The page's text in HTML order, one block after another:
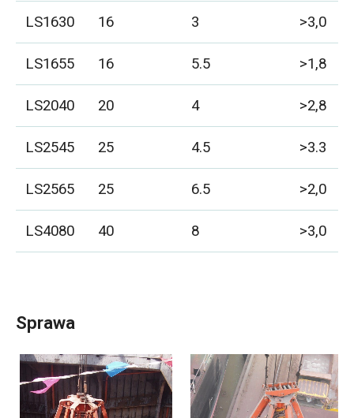
LS1630 16 3
>3,0
LS1655
16 5.5
>1,8
LS2040
20 4
>2,8
LS2545
25 4.5
>3.3
LS2565
25 6.5
>2,0
LS4080
40 8 >3,0
Sprawa